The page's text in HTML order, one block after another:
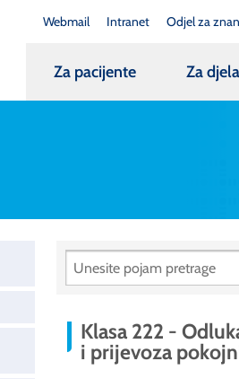
Webmail Intranet Odjel za
Za pacijente Za
Klasa 222 -
i prijevoza